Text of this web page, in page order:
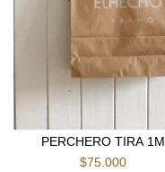
PERCHERO TIRA 1M
$75.000